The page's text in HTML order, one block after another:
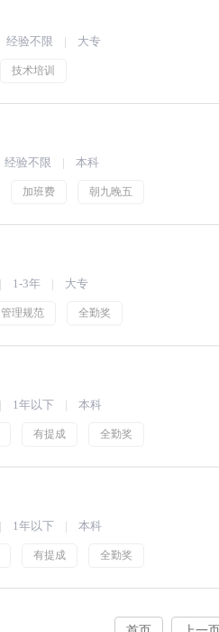
经验不限 大专
技术培训
经验不限 本科
加班费 朝九晚五
1-3年 大专
管理规范 全勤奖
1年以下 本科
有提成 全勤奖
1年以下 本科
有提成 全勤奖